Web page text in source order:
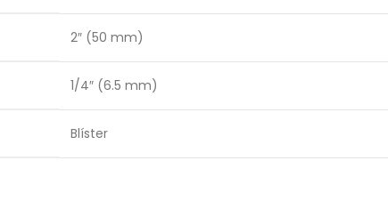
2″ (50 mm)
1/4″ (6.5 mm)
Blíster